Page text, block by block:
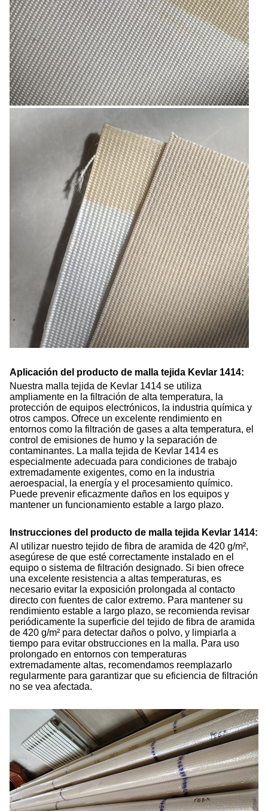
Aplicación del producto de malla tejida Kevlar 1414:
Nuestra malla tejida de Kevlar 1414 se utiliza
ampliamente en la filtración de alta temperatura, la
protección de equipos electrónicos, la industria química y
otros campos. Ofrece un excelente rendimiento en
entornos como la filtración de gases a alta temperatura, el
control de emisiones de humo y la separación de
contaminantes. La malla tejida de Kevlar 1414 es
especialmente adecuada para condiciones de trabajo
extremadamente exigentes, como en la industria
aeroespacial, la energía y el procesamiento químico.
Puede prevenir eficazmente daños en los equipos y
mantener un funcionamiento estable a largo plazo.
Instrucciones del producto de malla tejida Kevlar 1414:
Al utilizar nuestro tejido de fibra de aramida de 420 g/m²,
asegúrese de que esté correctamente instalado en el
equipo o sistema de filtración designado. Si bien ofrece
una excelente resistencia a altas temperaturas, es
necesario evitar la exposición prolongada al contacto
directo con fuentes de calor extremo. Para mantener su
rendimiento estable a largo plazo, se recomienda revisar
periódicamente la superficie del tejido de fibra de aramida
de 420 g/m² para detectar daños o polvo, y limpiarla a
tiempo para evitar obstrucciones en la malla. Para uso
prolongado en entornos con temperaturas
extremadamente altas, recomendamos reemplazarlo
regularmente para garantizar que su eficiencia de filtración
no se vea afectada.